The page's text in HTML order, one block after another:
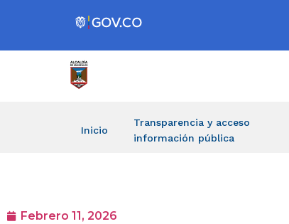
Inicio
Transparencia y acceso
información pública
Febrero 11, 2026